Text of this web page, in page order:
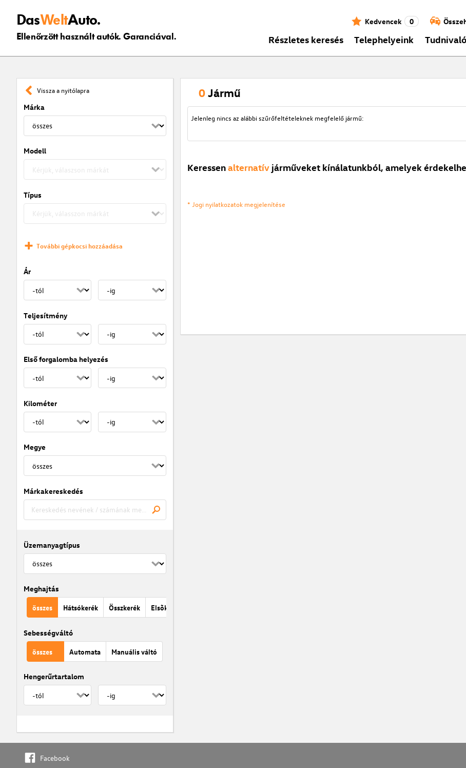
DasWeltAuto.
Ellenőrzött használt autók. Garanciával.
Kedvencek 0
Részletes keresés Telephelyeink
Vissza a nyitólapra
Márka
Modell
Típus
További gépkocsi hozzáadása
Ár
Teljesítmény
Első forgalomba helyezés
Kilométer
Megye
Márkakereskedés
Üzemanyagtípus
Meghajtás
összes Hátsókerék Összkerék Elsõkerék
Sebességváltó
összes Automata Manuális váltó
Hengerűrtartalom
0Jármű
Jelenleg nincs az alábbi szűrőfeltételeknek megfelelő jármű:
Keressenalternatív járműveket kínálatunkból, amelyek
* Jogi nyilatkozatok megjelenítése
Facebook